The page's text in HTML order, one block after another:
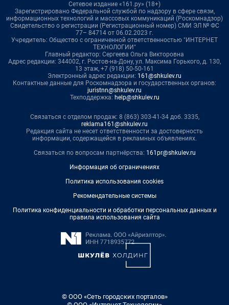
Сетевое издание «161.ру» (18+)
Зарегистрировано Федеральной службой по надзору в сфере связи,
информационных технологий и массовых коммуникаций (Роскомнадзор)
Свидетельство о регистрации (Регистрационный номер) СМИ ЭЛ № ФС
77– 84714 от 06.02.2023 г.
Учредитель: Общество с ограниченной ответственностью "ИНТЕРНЕТ
ТЕХНОЛОГИИ"
Главный редактор: Сергеева Ольга Викторовна
Адрес редакции: 344002, г. Ростов-на-Дону, ул. Максима Горького, д. 130,
13 этаж, +7 (918) 50-50-161
Электронный адрес редакции: 161@shkulev.ru
Контактные данные для Роскомнадзора и государственных органов:
juristnn@shkulev.ru
Техподдержка: help@shkulev.ru
Связаться с отделом продаж: 8 (863) 303-41-34 доб. 3335,
reklama161@shkulev.ru
Редакция сайта не несет ответственности за достоверность
информации, содержащейся в рекламных объявлениях.
Связаться по вопросам партнёрства: 161pr@shkulev.ru
Информация об ограничениях
Политика использования cookies
Рекомендательные системы
Политика конфиденциальности и обработки персональных данных и
правила использования сайта
© ООО «Сеть городских порталов»